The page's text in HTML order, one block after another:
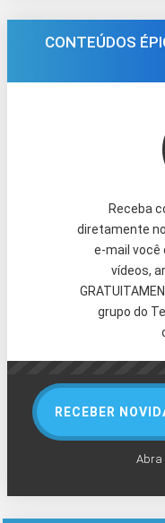
CONTEÚDOS
Receba
diretamente
e-mail você
vídeos,
grupo do
RECEBER
Abra